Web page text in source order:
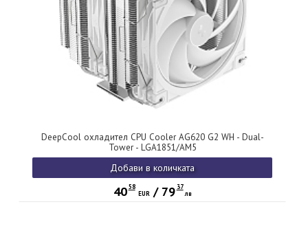
DeepCool охладител CPU Cooler AG620 G2 WH - Dual-
Tower - LGA1851/AM5
Добави в количката
40 58
EUR/ 79 37
лв